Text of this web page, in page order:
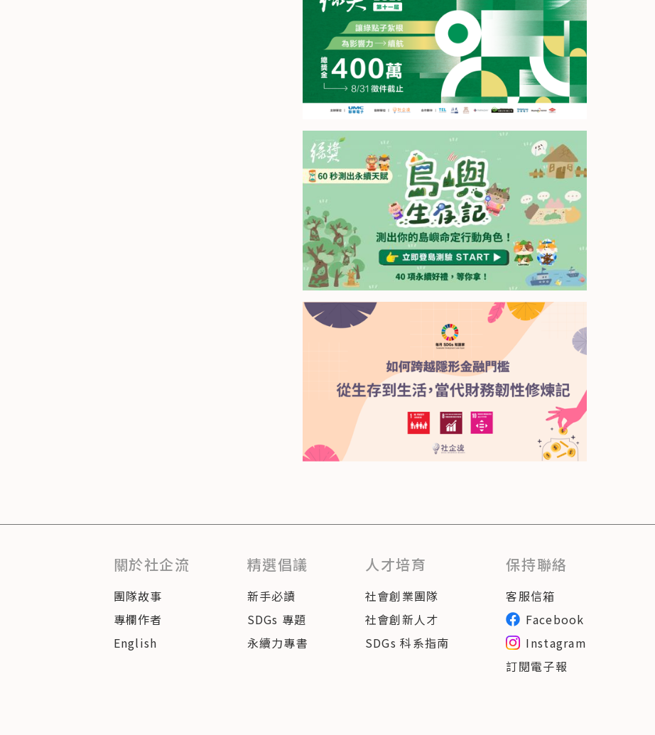
關於社企流
團隊故事
專欄作者
English
精選倡議
新手必讀
SDGs 專題
永續力專書
人才培育
社會創業團隊
社會創新人才
SDGs 科系指南
保持聯絡
客服信箱
Facebook
Instagram
訂閱電子報